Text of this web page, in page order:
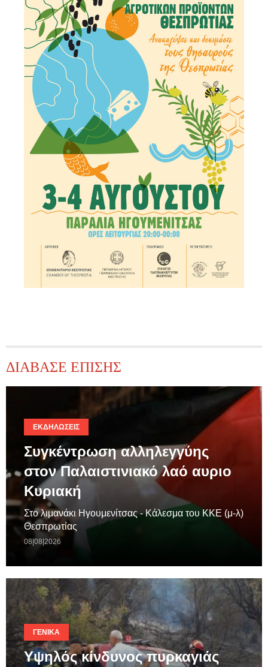
ΔΙΑΒΑΣΕ ΕΠΙΣΗΣ
ΕΚΔΗΛΏΣΕΙΣ
Συγκέντρωση αλληλεγγύης
στον Παλαιστινιακό λαό αυριο
Κυριακή
Στο λιμανάκι Ηγουμενίτσας - Κάλεσμα του ΚΚΕ (μ-λ)
Θεσπρωτίας
08|08|2026
ΓΕΝΙΚΆ
Υψηλός κίνδυνος πυρκαγιάς